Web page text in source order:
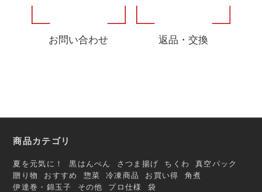
お問い合わせ 返品・交換
商品カテゴリ
夏を元気に！ 黒はんぺん さつま揚げ ちくわ
真空パック
贈り物
おすすめ 惣菜 冷凍商品 お買い得
角煮
伊達巻・錦玉子
その他 プロ仕様 袋